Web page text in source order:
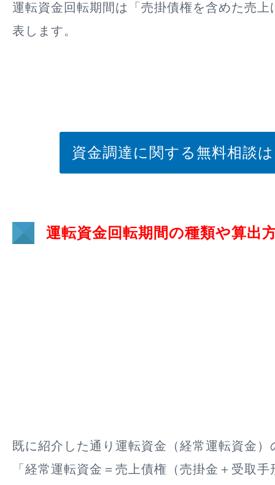
運転資金回転期間は「売掛債権を含めた売上
表します。
資金調達に関する無料相談
運転資金回転期間の種類や算出
既に紹介した通り運転資金（経常運転資金）
「経常運転資金＝売上債権（売掛金＋受取